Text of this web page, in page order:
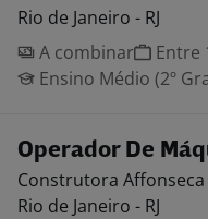
Rio de Janeiro - RJ
A combinar
Entre
Ensino Médio (2º
Operador De
Construtora
Rio de Janeiro - RJ